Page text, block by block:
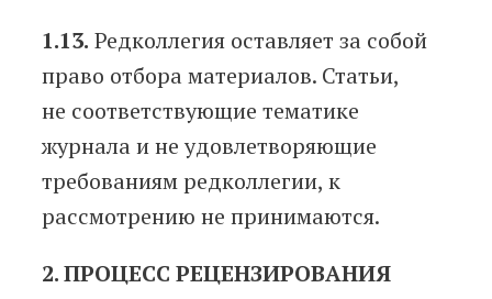
1.13. Редколлегия оставляет за собой
право отбора материалов. Статьи,
не соответствующие тематике
журнала и не удовлетворяющие
требованиям редколлегии, к
рассмотрению не принимаются.
2. ПРОЦЕСС РЕЦЕНЗИРОВАНИЯ